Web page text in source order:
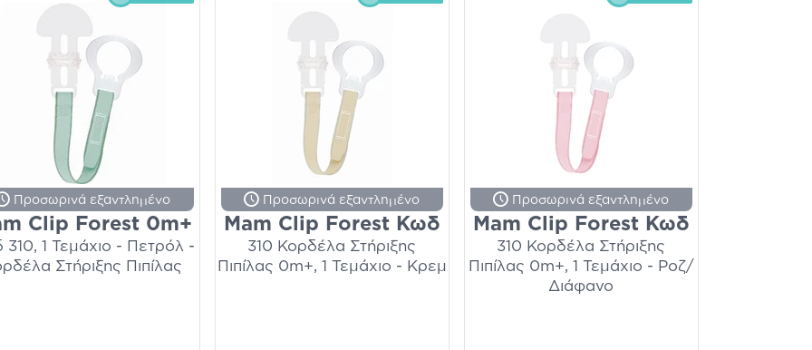
Προσωρινά εξαντλημένο
Clip Forest 0m+
310, 1 Τεμάχιο - Πετρόλ -
Στήριξης Πιπίλας
Προσωρινά εξαντλημένο
Mam Clip Forest Κωδ
310 Κορδέλα Στήριξης
Πιπίλας 0m+, 1 Τεμάχιο - Κρεμ
Προσωρινά εξαντλημένο
Mam Clip Forest Κωδ
310 Κορδέλα Στήριξης
Πιπίλας 0m+, 1 Τεμάχιο - Ροζ/
Διάφανο